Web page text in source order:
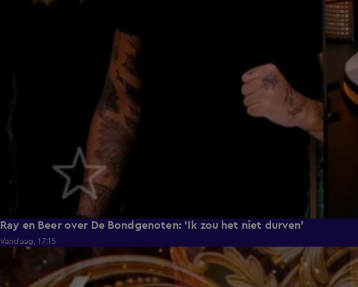
Ray en Beer over De Bondgenoten: 'Ik zou het niet durven'
Vandaag, 17:15